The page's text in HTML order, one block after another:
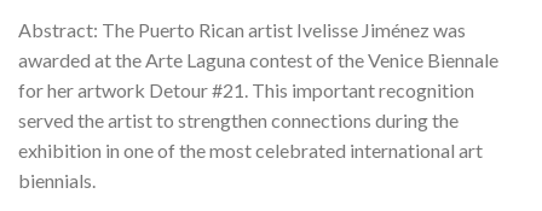
Abstract: The Puerto Rican artist Ivelisse Jiménez was
awarded at the Arte Laguna contest of the Venice Biennale
for her artwork Detour #21. This important recognition
served the artist to strengthen connections during the
exhibition in one of the most celebrated international art
biennials.